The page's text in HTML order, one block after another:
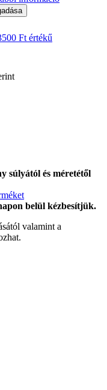
Ft értékű
súlyától és méretétől
belül kézbesítjük.
valamint a